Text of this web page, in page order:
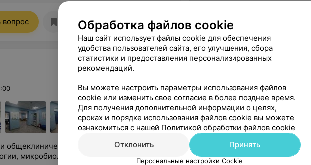
вопрос Отзывы 1243
общеклинических исследований,
микробиологии и др.
Обработка файлов cookie
Наш сайт использует файлы cookie для обеспечения
удобства пользователей сайта, его улучшения, сбора
статистики и предоставления персонализированных
рекомендаций.
Вы можете настроить параметры использования файлов
cookie или изменить свое согласие в более позднее время.
Для получения дополнительной информации о целях,
сроках и порядке использования файлов cookie вы можете
ознакомиться с нашей Политикой обработки файлов cookie
Отклонить
Принять
Персональные настройки Cookie